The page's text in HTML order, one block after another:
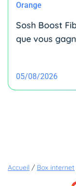
Orange
Sosh Boost
que vous
05/08/2026
Accueil / Box internet